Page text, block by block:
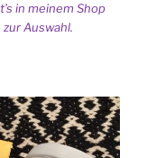
in meinem Shop
zur Auswahl.